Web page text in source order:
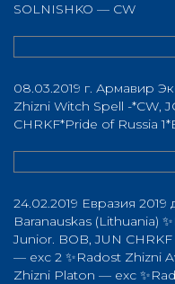
SOLNISHKO — CW
08.03.2019 г. Армавир
Zhizni Witch Spell -*CW,
CHRKF*Pride of Russia
24.02.2019 Евразия
Baranauskas (Lithuania)
Junior. BOB, JUN
— exc 2 ✨Radost Zhizni
Zhizni Platon — exc